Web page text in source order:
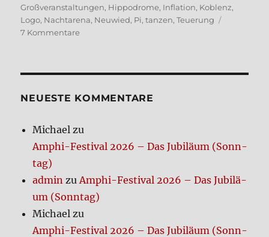
Großveranstaltungen, Hippodrome, Inflation, Koblenz,
Logo, Nachtarena, Neuwied, Pi,tanzen,Teuerung
7 Kommentare
Koblenz
NEUE­STE KOM­MEN­TA­RE
Michael zu
Amphi-Festi­val 2026 – Das Jubi­lä­um (Sonn­
tag)
admin zuAmphi-Festi­val 2026 – Das Jubi­lä­
um (Sonn­tag)
Michael zu
Amphi-Festi­val 2026 – Das Jubi­lä­um (Sonn­